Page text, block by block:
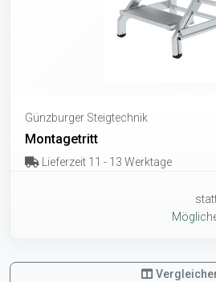
Günzburger Steigtechnik
Montagetritt
Lieferzeit 11 - 13 Werktage